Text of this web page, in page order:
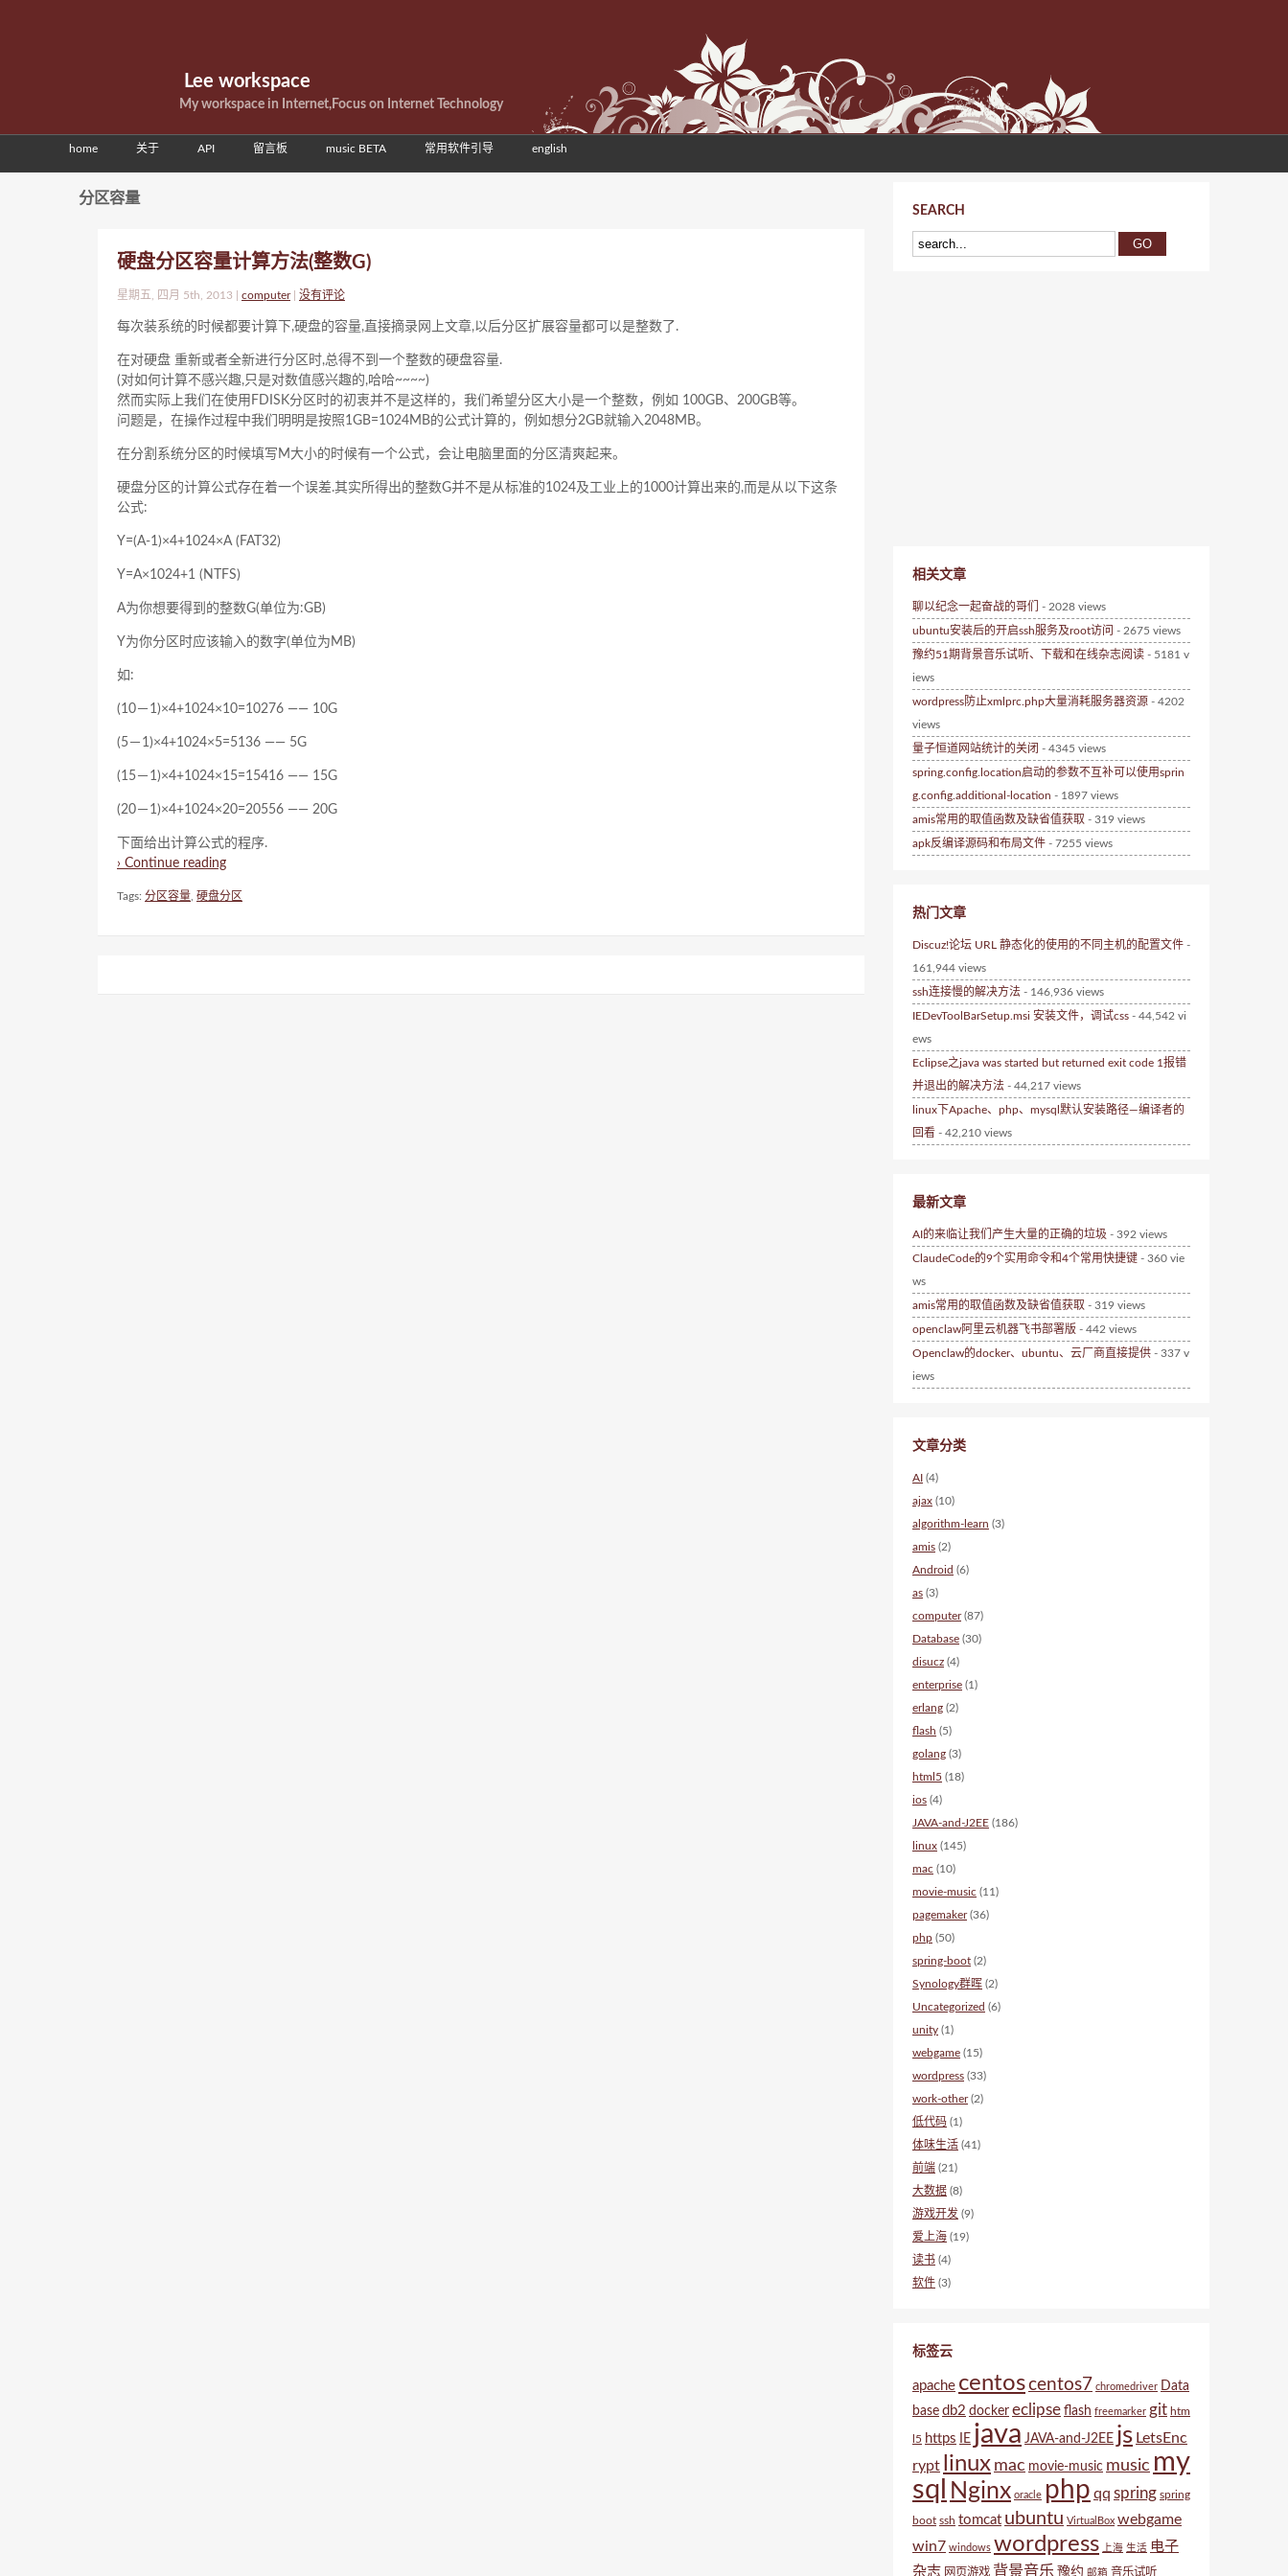
Lee workspace
My workspace in Internet,Focus on Internet Technology
home 关于 API 留言板 music BETA 常用软件引导 english
分区容量
硬盘分区容量计算方法(整数G)
星期五, 四月 5th, 2013 | computer| 没有评论
每次装系统的时候都要计算下,硬盘的容量,直接摘录网上文章,以后分区扩展容量都可以是整数了.
在对硬盘 重新或者全新进行分区时,总得不到一个整数的硬盘容量.
(对如何计算不感兴趣,只是对数值感兴趣的,哈哈~~~~)
然而实际上我们在使用FDISK分区时的初衷并不是这样的，我们希望分区大小是一个整数，例如 100GB、200GB等。
问题是，在操作过程中我们明明是按照1GB=1024MB的公式计算的，例如想分2GB就输入2048MB。
在分割系统分区的时候填写M大小的时候有一个公式，会让电脑里面的分区清爽起来。
硬盘分区的计算公式存在着一个误差.其实所得出的整数G并不是从标准的1024及工业上的1000计算出来的,而是从以下这条
公式:
Y=(A-1)×4+1024×A (FAT32)
Y=A×1024+1 (NTFS)
A为你想要得到的整数G(单位为:GB)
Y为你分区时应该输入的数字(单位为MB)
如:
(10－1)×4+1024×10=10276 —— 10G
(5－1)×4+1024×5=5136 —— 5G
(15－1)×4+1024×15=15416 —— 15G
(20－1)×4+1024×20=20556 —— 20G
下面给出计算公式的程序.
› Continue reading
Tags: 分区容量 硬盘分区
SEARCH
相关文章
聊以纪念一起奋战的哥们 - 2028 views
ubuntu安装后的开启ssh服务及root访问 - 2675 views
豫约51期背景音乐试听、下载和在线杂志阅读 - 5181 v
iews
wordpress防止xmlprc.php大量消耗服务器资源 - 4202
views
量子恒道网站统计的关闭 - 4345 views
spring.config.location启动的参数不互补可以使用sprin
g.config.additional-location - 1897 views
amis常用的取值函数及缺省值获取 - 319 views
apk反编译源码和布局文件 - 7255 views
热门文章
Discuz!论坛 URL 静态化的使用的不同主机的配置文件 -
161,944 views
ssh连接慢的解决方法 - 146,936 views
IEDevToolBarSetup.msi 安装文件，调试css - 44,542 vi
ews
Eclipse之java was started but returned exit code 1报错
并退出的解决方法 - 44,217 views
linux下Apache、php、mysql默认安装路径—编译者的
回看 - 42,210 views
最新文章
AI的来临让我们产生大量的正确的垃圾 - 392 views
ClaudeCode的9个实用命令和4个常用快捷键 - 360 vie
ws
amis常用的取值函数及缺省值获取 - 319 views
openclaw阿里云机器飞书部署版 - 442 views
Openclaw的docker、ubuntu、云厂商直接提供 - 337 v
iews
文章分类
AI (4)
ajax (10)
algorithm-learn (3)
amis (2)
Android (6)
as (3)
computer(87)
Database (30)
disucz (4)
enterprise (1)
erlang (2)
flash (5)
golang (3)
html5 (18)
ios (4)
JAVA-and-J2EE (186)
linux (145)
mac (10)
movie-music (11)
pagemaker(36)
php (50)
spring-boot (2)
Synology群晖 (2)
Uncategorized (6)
unity (1)
webgame (15)
wordpress (33)
work-other(2)
低代码 (1)
体味生活 (41)
前端 (21)
大数据 (8)
游戏开发 (9)
爱上海 (19)
读书 (4)
软件 (3)
标签云
apache centoscentos7 chromedriver Data
base db2 docker eclipse flash freemarker git htm
l5 https IE java JAVA-and-J2EE js LetsEnc
rypt
linux mac movie-music music my
sql Nginx oracle php qq spring spring
boot ssh tomcat ubuntu VirtualBox webgame
win7 windows wordpress 上海 生活 电子
杂志 网页游戏 背景音乐 豫约 邮箱 音乐试听